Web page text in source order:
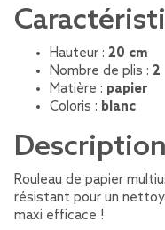
Hauteur : 20 cm
Nombre de plis : 2
Matière : papier
Coloris : blanc
Rouleau de papier
résistant pour un
maxi efficace !